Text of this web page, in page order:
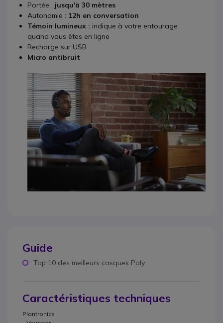
Portée : jusqu'à 30 mètres
Autonomie : 12h en conversation
Témoin lumineux : indique à votre entourage
quand vous êtes en ligne
Recharge sur USB
Micro antibruit
Guide
Top 10 des meilleurs casques Poly
Caractéristiques techniques
Plantronics